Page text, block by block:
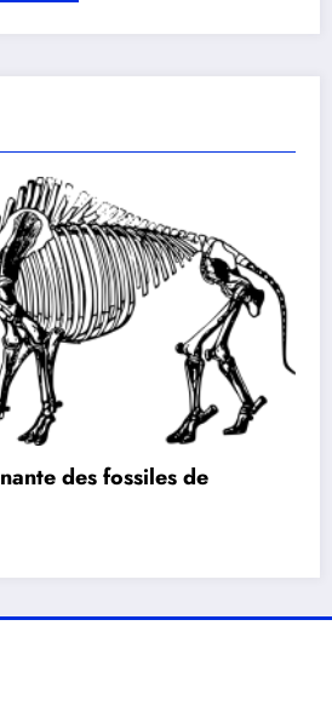
des fossiles de